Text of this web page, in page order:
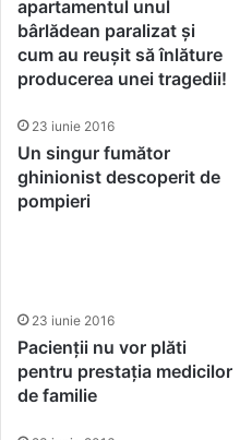
apartamentul unul
bârlădean paralizat și
cum au reușit să înlăture
producerea unei tragedii!
23 iunie 2016
Un singur fumător
ghinionist descoperit de
pompieri
23 iunie 2016
Pacienții nu vor plăti
pentru prestația medicilor
de familie